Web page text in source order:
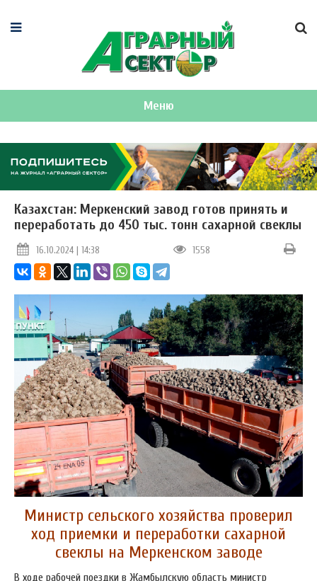
Меню
Казахстан: Меркенский завод готов принять и
переработать до 450 тыс. тонн сахарной свеклы
16.10.2024 | 14:38 1558
Министр сельского хозяйства проверил
ход приемки и переработки сахарной
свеклы на Меркенском заводе
В ходе рабочей поездки в Жамбылскую область министр